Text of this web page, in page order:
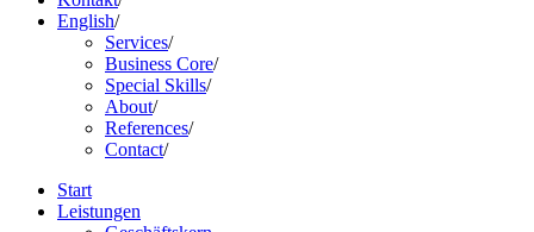
English/
Services/
Business Core/
Special Skills/
About/
References/
Contact/
Start
Leistungen